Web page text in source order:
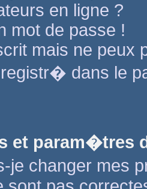
en ligne ?
mot de passe !
mais ne peux
dans le
et param�tres
je changer mes